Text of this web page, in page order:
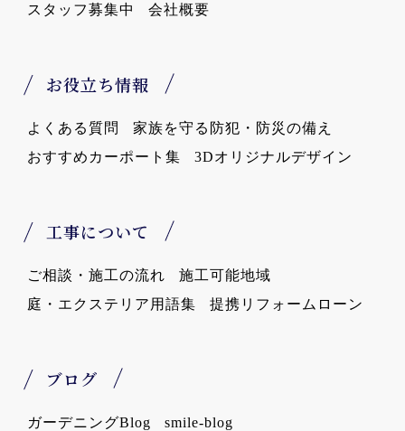
スタッフ募集中
会社概要
お役立ち情報
よくある質問
家族を守る防犯・防災の備え
おすすめカーポート集
3Dオリジナルデザイン
工事について
ご相談・施工の流れ
施工可能地域
庭・エクステリア用語集
提携リフォームローン
ブログ
ガーデニングBlog smile-blog